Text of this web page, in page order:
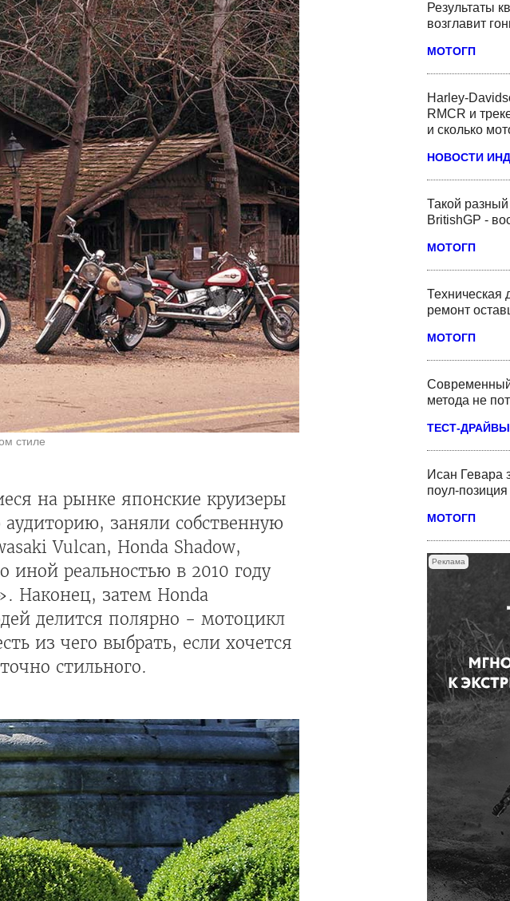
Результаты
возглавит
МОТОГП
Harley-
RMCR и
и сколько
НОВОСТИ
Такой
BritishGP -
МОТОГП
Техническая
ремонт
МОТОГП
Современный
метода не
ТЕСТ-ДРАЙВЫ
Исан Гевара
поул-
МОТОГП
Реклама
стиле
на рынке японские круизеры
аудиторию, заняли собственную
Vulcan, Honda Shadow,
иной реальностью в 2010 году
Наконец, затем Honda
делится полярно - мотоцикл
из чего выбрать, если хочется
стильного.